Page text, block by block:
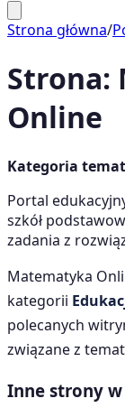
Strona główna/
Strona:
Online
Kategoria
Portal
szkół
zadania z
Matematyka
kategorii
polecanych
związane z
Inne strony